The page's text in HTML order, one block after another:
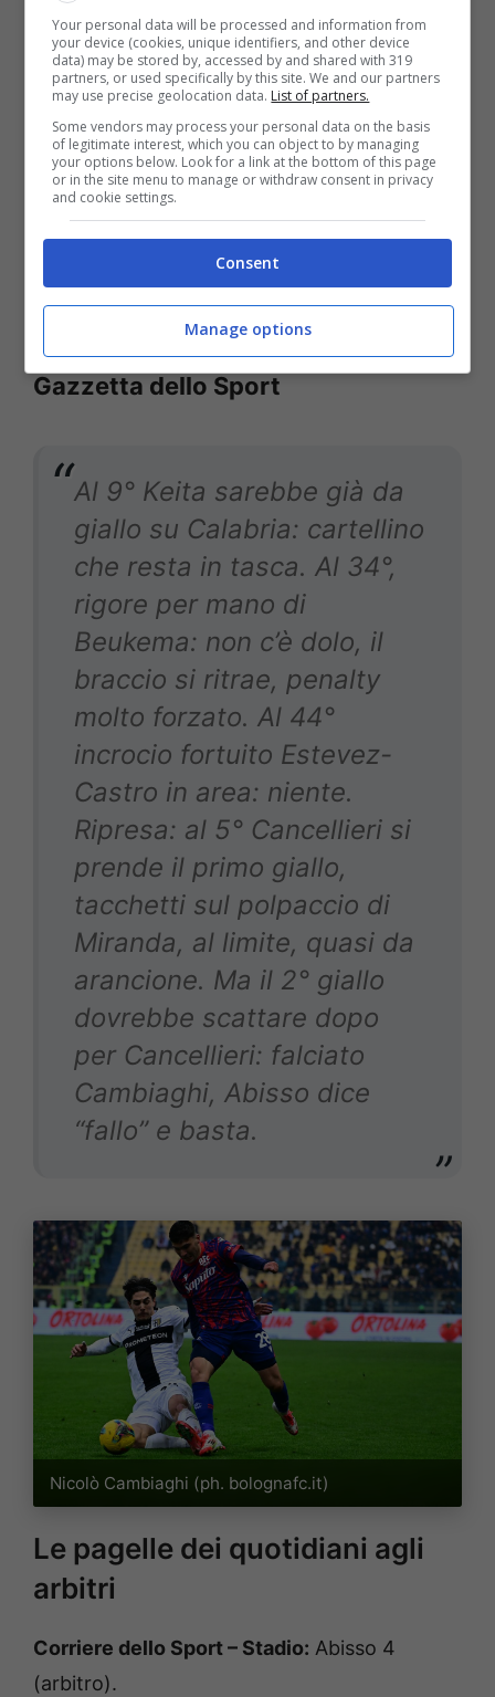
intercettare il pallone.
L’errore più grave lo
commette al 64° quando
ignora il fallo di Cancellieri
su Cambiaghi: intervento
da secondo giallo. Breve
pausa di riflessione e scena
muta: imperdonabile.
Gazzetta dello Sport
Al 9° Keita sarebbe già da
giallo su Calabria: cartellino
che resta in tasca. Al 34°,
rigore per mano di
Beukema: non c’è dolo, il
braccio si ritrae, penalty
molto forzato. Al 44°
incrocio fortuito Estevez-
Castro in area: niente.
Ripresa: al 5° Cancellieri si
prende il primo giallo,
tacchetti sul polpaccio di
Miranda, al limite, quasi da
arancione. Ma il 2° giallo
dovrebbe scattare dopo
per Cancellieri: falciato
Cambiaghi, Abisso dice
“fallo” e basta.
Nicolò Cambiaghi (ph. bolognafc.it)
Le pagelle dei quotidiani agli
arbitri
Corriere dello Sport – Stadio: Abisso 4
(arbitro).
Your personal data will be processed and information from
your device (cookies, unique identifiers, and other device
data) may be stored by, accessed by and shared with 319
partners, or used specifically by this site. We and our partners
may use precise geolocation data. List of partners.
Some vendors may process your personal data on the basis
of legitimate interest, which you can object to by managing
your options below. Look for a link at the bottom of this page
or in the site menu to manage or withdraw consent in privacy
and cookie settings.
Consent
Manage options